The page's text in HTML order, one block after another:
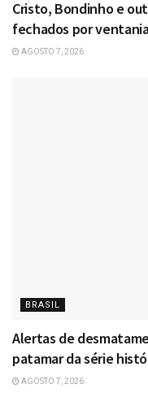
Cristo, Bondinho e
fechados por
AGOSTO 7, 2026
BRASIL
Alertas de
patamar da série
AGOSTO 7, 2026